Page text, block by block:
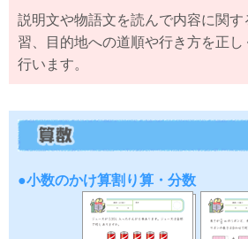
説明文や物語文を読んで内容に関す
習、目的地への道順や行き方を正
行います。
●小数のかけ算割り算・分数